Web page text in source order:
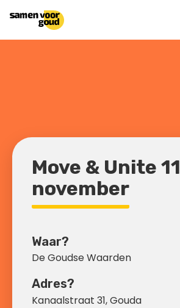
Move & Unite 11
november
Waar?
De Goudse Waarden
Adres?
Kanaalstraat 31, Gouda